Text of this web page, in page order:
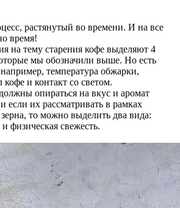
растянутый во времени. И на все
время!
на тему старения кофе выделяют 4
мы обозначили выше. Но есть
температура обжарки,
и контакт со светом.
опираться на вкус и аромат
если их рассматривать в рамках
то можно выделить два вида:
физическая свежесть.